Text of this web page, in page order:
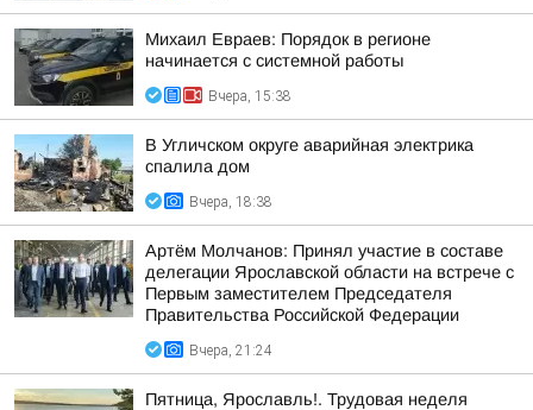
Михаил Евраев: Порядок в регионе
начинается с системной работы
Вчера, 15:38
В Угличском округе аварийная электрика
спалила дом
Вчера, 18:38
Артём Молчанов: Принял участие в составе
делегации Ярославской области на встрече с
Первым заместителем Председателя
Правительства Российской Федерации
Вчера, 21:24
Пятница, Ярославль!. Трудовая неделя